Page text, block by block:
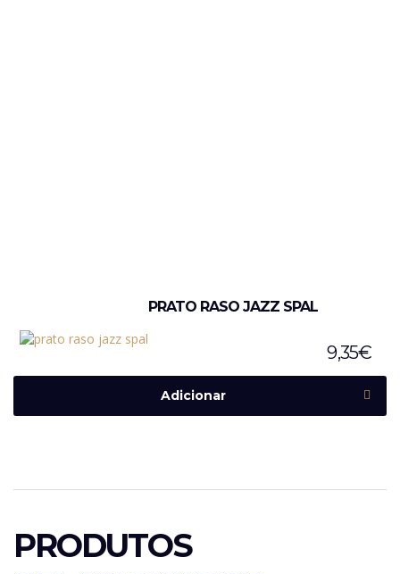
PRATO RASO JAZZ SPAL
9,35€
Adicionar
PRODUTOS